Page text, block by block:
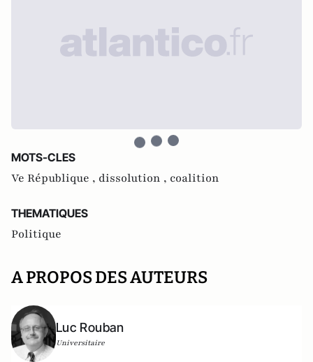
MOTS-CLES
Ve République , dissolution , coalition
THEMATIQUES
Politique
A PROPOS DES AUTEURS
Luc Rouban
Universitaire